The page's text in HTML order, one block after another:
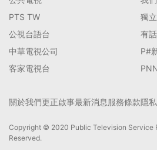
PTS TW
公視台語台
中華電視公司
客家電視台
獨
有
P#
關於我們更正啟事最新消息服務條款隱
Copyright © 2020 Public Television Service
Reserved.